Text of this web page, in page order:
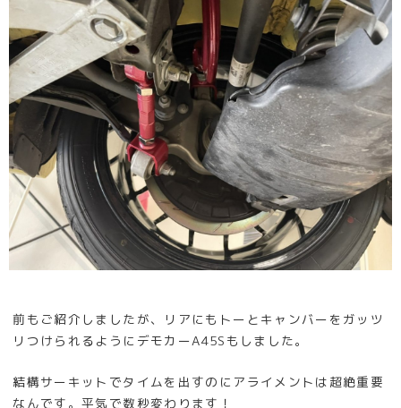
前もご紹介しましたが、リアにもトーとキャンバーをガッツ
リつけられるようにデモカーA45Sもしました。
結構サーキットでタイムを出すのにアライメントは超絶重要
なんです。平気で数秒変わります！